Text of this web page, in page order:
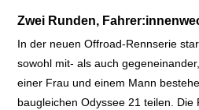
Zwei Runden,
In der neuen Offroad-Rennserie
sowohl mit- als auch
einer Frau und einem Mann
baugleichen Odyssee 21 teilen. Die